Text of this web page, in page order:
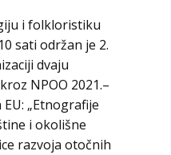
i folkloristiku
sati održan je 2.
dvaju
NPOO 2021.–
„Etnografije
i okolišne
razvoja otočnih